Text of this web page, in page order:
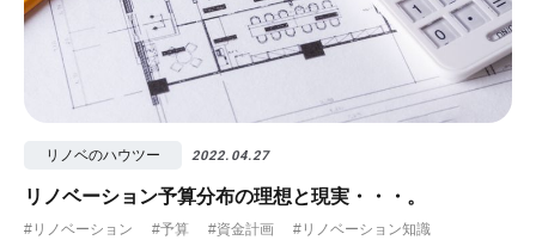
リノベのハウツー 2022.04.27
リノベーション予算分布の理想と現実・・・。
#リノベーション #予算 #資金計画 #リノベーション知識